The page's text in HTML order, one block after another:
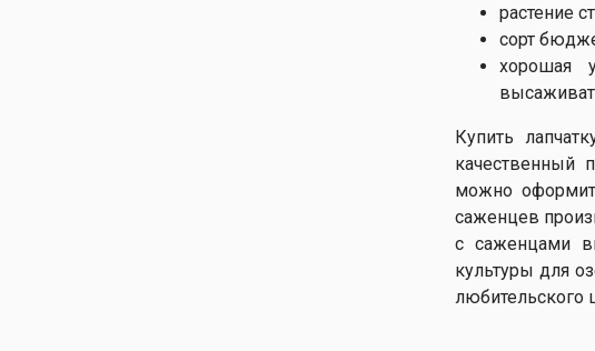
растение
сорт
хорошая
Купить
качественный
можно
саженцев
с саженцами
культуры для
любительского